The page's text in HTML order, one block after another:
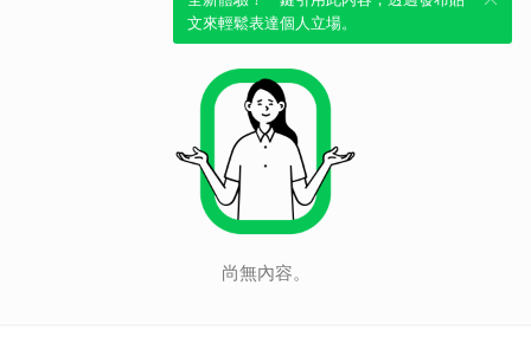
文來輕鬆表達個人立場。
尚無內容。